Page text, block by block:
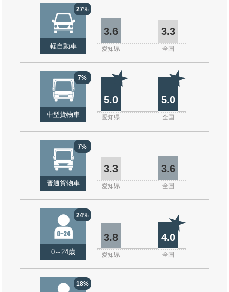
27%
軽自動車
3.6 3.3
愛知県 全国
7%
中型貨物車
5.0 5.0
愛知県 全国
7%
普通貨物車
3.3 3.6
愛知県 全国
24%
0～24歳
3.8 4.0
愛知県 全国
18%